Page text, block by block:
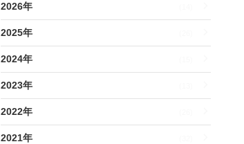
2026年
2025年
2024年
2023年
2022年
2021年